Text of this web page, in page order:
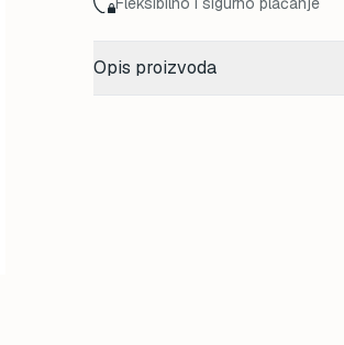
Opis proizvoda